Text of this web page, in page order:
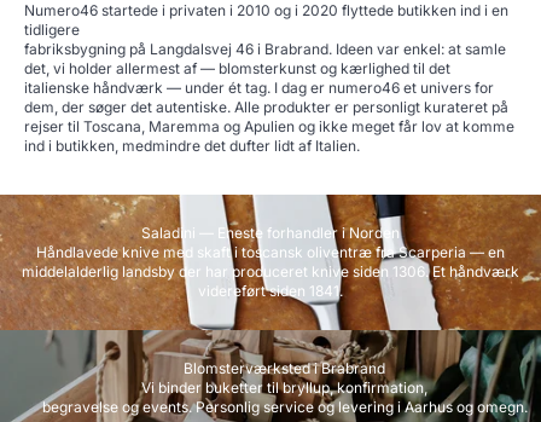
Numero46 startede i privaten i 2010 og i 2020 flyttede butikken ind i en
tidligere
fabriksbygning på Langdalsvej 46 i Brabrand. Ideen var enkel: at samle
det, vi holder allermest af — blomsterkunst og kærlighed til det
italienske håndværk — under ét tag. I dag er numero46 et univers for
dem, der søger det autentiske. Alle produkter er personligt kurateret på
rejser til Toscana, Maremma og Apulien og ikke meget får lov at komme
ind i butikken, medmindre det dufter lidt af Italien.
Saladini — Eneste forhandler i Norden
Håndlavede knive med skaft i toscansk oliventræ fra Scarperia — en
middelalderlig landsby der har produceret knive siden 1306. Et håndværk
videreført siden 1841.
Blomsterværksted i Brabrand
Vi binder buketter til bryllup, konfirmation,
begravelse og events. Personlig service og levering i Aarhus og omegn.